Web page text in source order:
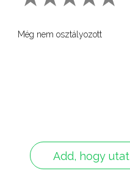
Még nem osztályozott
Add, hogy utat